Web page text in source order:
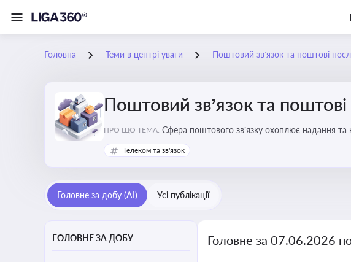
Головна Теми в центрі уваги Поштовий зв’язок та поштові
Поштовий зв’язок та поштові
ПРО ЩО ТЕМА: Сфера поштового зв’язку охоплює надання
бізнесу та юристів це важливо для дотримання
Телеком та зв'язок
Головне за добу (AI) Усі публікації
ГОЛОВНЕ ЗА ДОБУ Головне за 07.06.2026